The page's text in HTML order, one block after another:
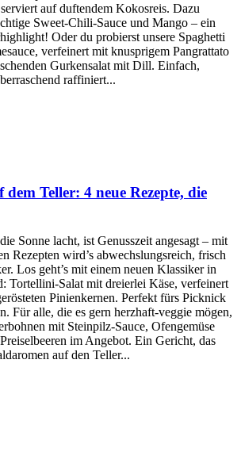
auf duftendem Kokosreis. Dazu
Sweet-Chili-Sauce und Mango – ein
Oder du probierst unsere Spaghetti
verfeinert mit knusprigem Pangrattato
Gurkensalat mit Dill. Einfach,
raffiniert...
dem Teller: 4 neue Rezepte, die
Sonne lacht, ist Genusszeit angesagt – mit
Rezepten wird’s abwechslungsreich, frisch
Los geht’s mit einem neuen Klassiker in
Tortellini-Salat mit dreierlei Käse, verfeinert
Pinienkernen. Perfekt fürs Picknick
Für alle, die es gern herzhaft-veggie mögen,
mit Steinpilz-Sauce, Ofengemüse
im Angebot. Ein Gericht, das
auf den Teller...